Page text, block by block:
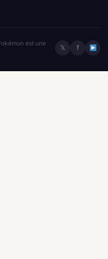
est une
𝕏 f